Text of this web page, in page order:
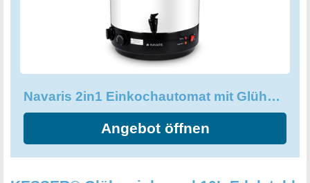
Navaris 2in1 Einkochautomat mit Glühweinkocher Funktion
Angebot öffnen